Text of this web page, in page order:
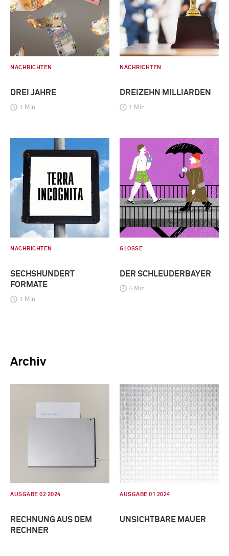
NACHRICHTEN
DREI JAHRE
1 Min
NACHRICHTEN
DREIZEHN MILLIARDEN
1 Min
NACHRICHTEN
SECHSHUNDERT
FORMATE
1 Min
GLOSSE
DER SCHLEUDERBAYER
4 Min
Archiv
AUSGABE 02 2024
RECHNUNG AUS DEM
RECHNER
AUSGABE 01 2024
UNSICHTBARE MAUER